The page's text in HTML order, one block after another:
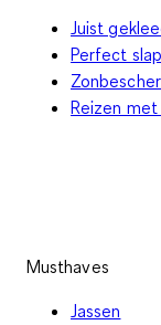
Juist
Perfect
Reizen met
Musthaves
Jassen